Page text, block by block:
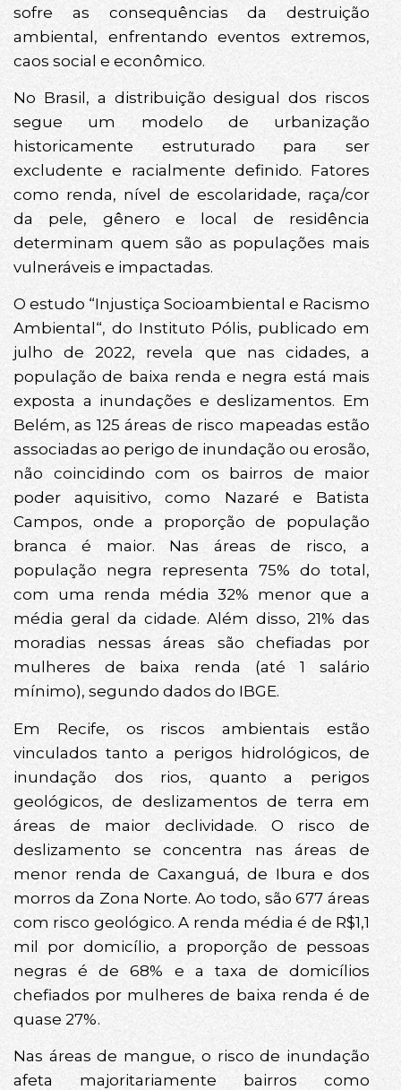
sofre as consequências da destruição
ambiental, enfrentando eventos extremos,
caos social e econômico.
No Brasil, a distribuição desigual dos riscos
segue um modelo de urbanização
historicamente estruturado para ser
excludente e racialmente definido. Fatores
como renda, nível de escolaridade, raça/cor
da pele, gênero e local de residência
determinam quem são as populações mais
vulneráveis e impactadas.
O estudo “Injustiça Socioambiental e Racismo
Ambiental“, do Instituto Pólis, publicado em
julho de 2022, revela que nas cidades, a
população de baixa renda e negra está mais
exposta a inundações e deslizamentos. Em
Belém, as 125 áreas de risco mapeadas estão
associadas ao perigo de inundação ou erosão,
não coincidindo com os bairros de maior
poder aquisitivo, como Nazaré e Batista
Campos, onde a proporção de população
branca é maior. Nas áreas de risco, a
população negra representa 75% do total,
com uma renda média 32% menor que a
média geral da cidade. Além disso, 21% das
moradias nessas áreas são chefiadas por
mulheres de baixa renda (até 1 salário
mínimo), segundo dados do IBGE.
Em Recife, os riscos ambientais estão
vinculados tanto a perigos hidrológicos, de
inundação dos rios, quanto a perigos
geológicos, de deslizamentos de terra em
áreas de maior declividade. O risco de
deslizamento se concentra nas áreas de
menor renda de Caxanguá, de Ibura e dos
morros da Zona Norte. Ao todo, são 677 áreas
com risco geológico. A renda média é de R$1,1
mil por domicílio, a proporção de pessoas
negras é de 68% e a taxa de domicílios
chefiados por mulheres de baixa renda é de
quase 27%.
Nas áreas de mangue, o risco de inundação
afeta majoritariamente bairros como